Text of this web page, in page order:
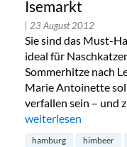
Isemarkt
| 23 August 2012
Sie sind das Must-
ideal für
Sommerhitze nach
Marie Antoinette
verfallen sein – und
„Maison Macaron
weiterlesen
hamburg himbeer